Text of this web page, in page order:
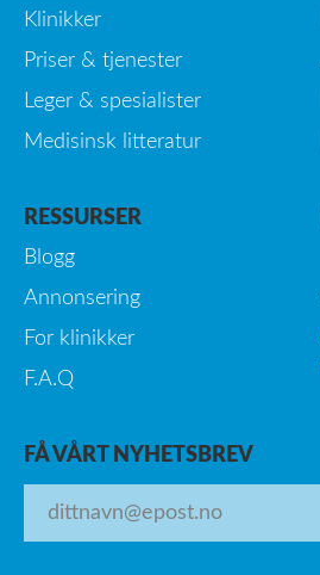
Klinikker
Priser & tjenester
Leger & spesialister
Medisinsk litteratur
RESSURSER
Blogg
Annonsering
For klinikker
F.A.Q
FÅ VÅRT NYHETSBREV